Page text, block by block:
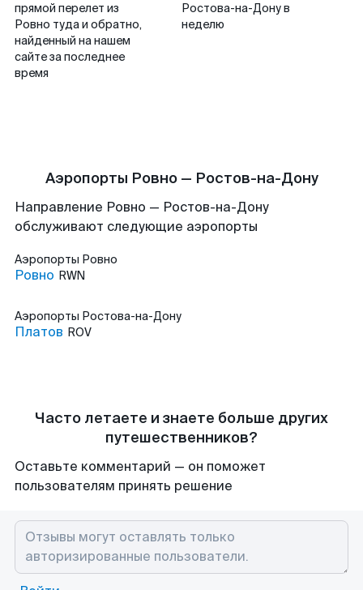
прямой перелет из
Ровно туда и обратно,
найденный на нашем
сайте за последнее
время
Ростова-на-Дону в
неделю
Аэропорты Ровно — Ростов-на-Дону
Направление Ровно — Ростов-на-Дону
обслуживают следующие аэропорты
Аэропорты Ровно
Ровно RWN
Аэропорты Ростова-на-Дону
Платов ROV
Часто летаете и знаете больше других
путешественников?
Оставьте комментарий — он поможет
пользователям принять решение